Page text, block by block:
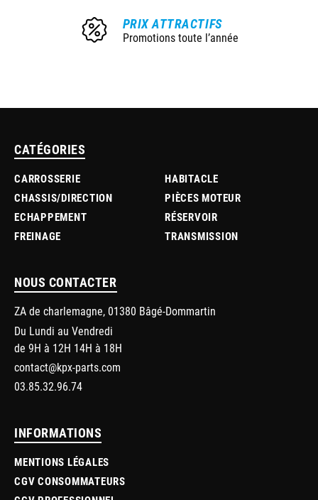
PRIX ATTRACTIFS
Promotions toute l’année
CATÉGORIES
CARROSSERIE
CHASSIS/DIRECTION
ECHAPPEMENT
FREINAGE
HABITACLE
PIÈCES MOTEUR
RÉSERVOIR
TRANSMISSION
NOUS CONTACTER
ZA de charlemagne, 01380 Bâgé-Dommartin
Du Lundi au Vendredi
de 9H à 12H 14H à 18H
contact@kpx-parts.com
03.85.32.96.74
INFORMATIONS
MENTIONS LÉGALES
CGV CONSOMMATEURS